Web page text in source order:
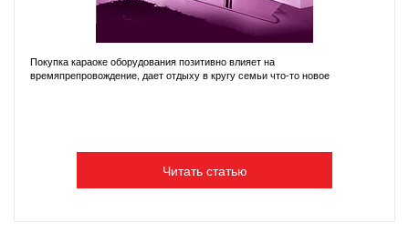
Покупка караоке оборудования позитивно влияет на
времяпрепровождение, дает отдыху в кругу семьи что-то новое
Читать статью